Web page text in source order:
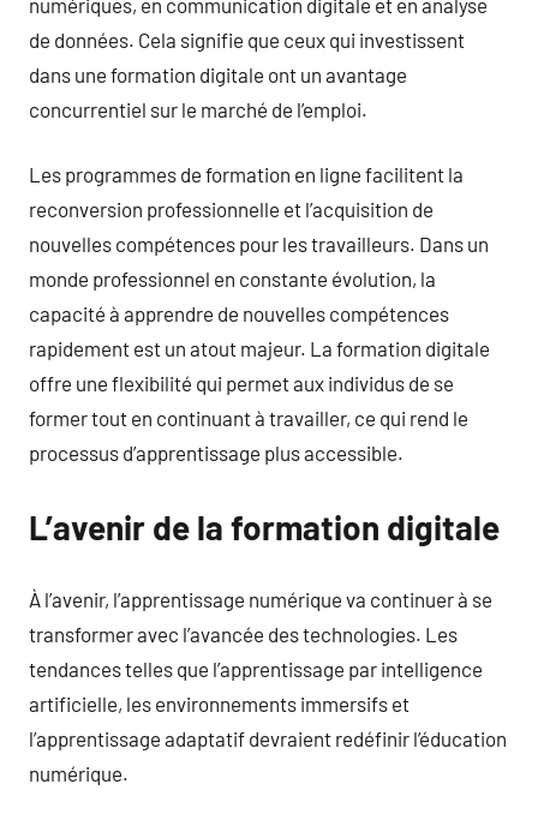
de données. Cela signifie que ceux qui investissent
dans une formation digitale ont un avantage
concurrentiel sur le marché de l’emploi.
Les programmes de formation en ligne facilitent la
reconversion professionnelle et l’acquisition de
nouvelles compétences pour les travailleurs. Dans un
monde professionnel en constante évolution, la
capacité à apprendre de nouvelles compétences
rapidement est un atout majeur. La formation digitale
offre une flexibilité qui permet aux individus de se
former tout en continuant à travailler, ce qui rend le
processus d’apprentissage plus accessible.
L’avenir de la formation digitale
À l’avenir, l’apprentissage numérique va continuer à se
transformer avec l’avancée des technologies. Les
tendances telles que l’apprentissage par intelligence
artificielle, les environnements immersifs et
l’apprentissage adaptatif devraient redéfinir l’éducation
numérique.